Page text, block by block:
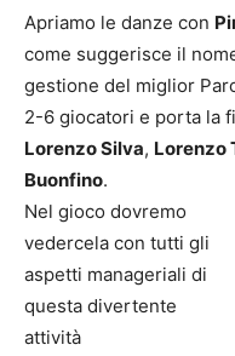
Apriamo le danze con
come suggerisce il
gestione del miglior
2-6 giocatori e porta la
Lorenzo Silva, Lorenzo
Buonfino.
Nel gioco dovremo
vedercela con tutti gli
aspetti manageriali di
questa divertente
attività